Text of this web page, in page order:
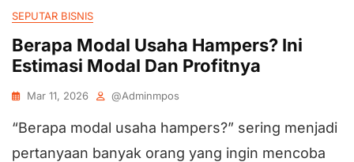
SEPUTAR BISNIS
Berapa Modal Usaha Hampers? Ini
Estimasi Modal Dan Profitnya
Mar 11, 2026 @adminmpos
“Berapa modal usaha hampers?” sering menjadi
pertanyaan banyak orang yang ingin mencoba